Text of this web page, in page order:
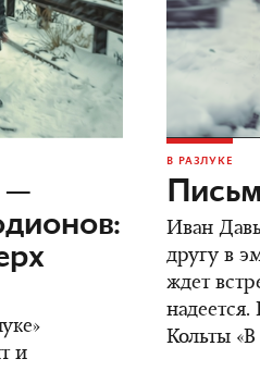
—
и
В РАЗЛУКЕ
Иван
другу в
ждет
надеется.
Кольты «В